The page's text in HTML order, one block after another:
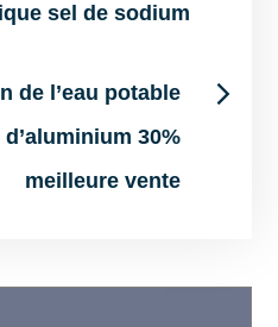
sel de sodium
de l’eau potable
30%
meilleure vente